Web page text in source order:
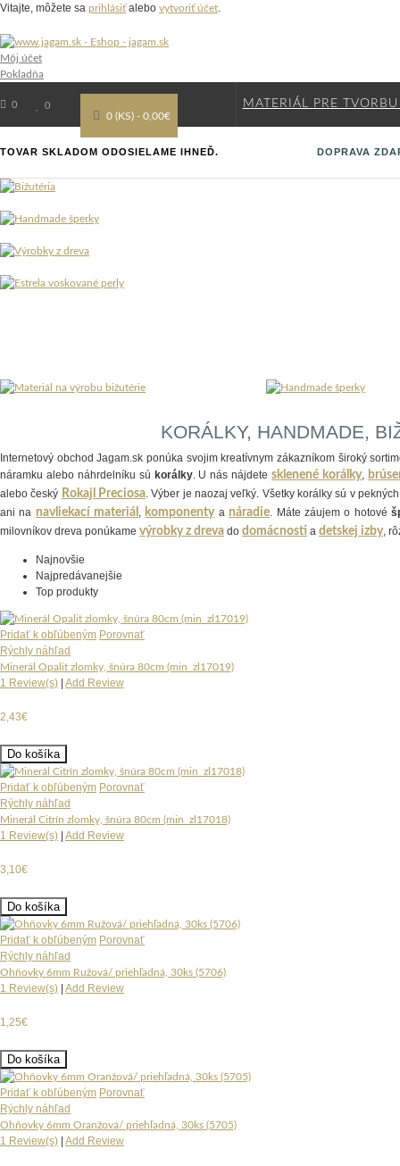
Vitajte, môžete sa prihlásiťalebo vytvoriť účet.
Môj účet
Pokladňa
0 0
0 (KS) - 0,00€
MATERIÁL PRE
TOVAR SKLADOM ODOSIELAME IHNEĎ. DOPRAVA
KORÁLKY, HANDMADE,
Internetový obchod Jagam.sk ponúka svojim kreatívnym zákazníkom široký
náramku alebo náhrdelníku sú korálky. U nás nájdetesklenené korálky,
alebo český Rokajl Preciosa. Výber je naozaj veľký. Všetky korálky sú v
ani na navliekací materiál , komponentya náradie. Máte záujem o hotové
milovníkov dreva ponúkame výrobky z dreva do domácnosti a detskej izby,
Najnovšie
Najpredávanejšie
Top produkty
Pridať k obľúbeným Porovnať
Rýchly náhľad
Minerál Opalit zlomky, šnúra 80cm (min_zl17019)
1 Review(s) Add Review
2,43€
Do košíka
Pridať k obľúbeným Porovnať
Rýchly náhľad
Minerál Citrín zlomky, šnúra 80cm (min_zl17018)
1 Review(s) Add Review
3,10€
Do košíka
Pridať k obľúbeným Porovnať
Rýchly náhľad
Ohňovky 6mm Ružová/ priehľadná, 30ks (5706)
1 Review(s) Add Review
1,25€
Do košíka
Pridať k obľúbeným Porovnať
Rýchly náhľad
Ohňovky 6mm Oranžová/ priehľadná, 30ks (5705)
1 Review(s) Add Review